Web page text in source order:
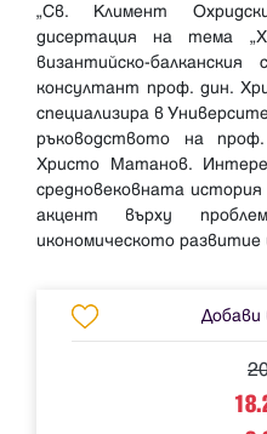
„Св. Климент
дисертация на тема
византийско-
консултант проф. дин.
специализира в
ръководството на
Христо Матанов.
средновековната
акцент върху
Добави